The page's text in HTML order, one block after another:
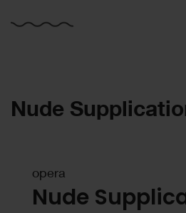
Nude
opera
Nude